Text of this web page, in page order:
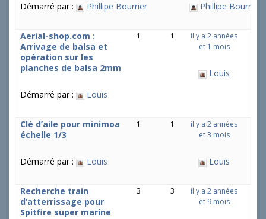
Démarré par : Phillipe Bourrier Phillipe Bourrier
Aerial-shop.com :
Arrivage de balsa et
opération sur les
planches de balsa 2mm
Démarré par : Louis
1 1
il y a 2 années
et 1 mois
Louis
Clé d’aile pour minimoa
échelle 1/3
Démarré par : Louis
1 1
il y a 2 années
et 3 mois
Louis
Recherche train
d’atterrissage pour
Spitfire super marine
3 3
il y a 2 années
et 9 mois